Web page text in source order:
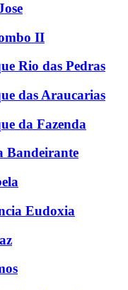
II
Rio das Pedras
das Araucarias
da Fazenda
Bandeirante
Eudoxia